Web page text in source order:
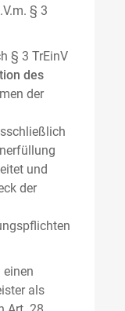
§ 3
§ 3 TrEinV
des
der
und
der
einen
als